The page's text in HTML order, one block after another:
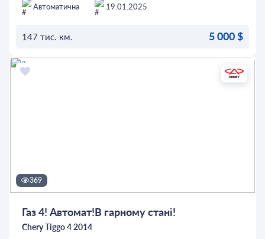
Автоматична
19.01.2025
147 тис. км. 5 000 $
ОСТАВИТЬ ЗАЯВКУ
369
Газ 4! Автомат!В гарному стані!
Chery Tiggo 4 2014